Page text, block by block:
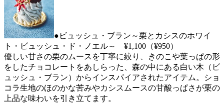
●ビュッシュ・ブラン～栗とカシスのホワイ
ト・ビュッシュ・ド・ノエル～ ¥1,100（¥950）
優しい甘さの栗のムースを丁寧に絞り、きのこや葉っぱの形
をしたチョコレートをあしらった、森の中にある白い木（ビ
ュッシュ・ブラン）からインスパイアされたアイテム。ショ
コラ生地のほのかな苦みやカシスムースの甘酸っぱさが栗の
上品な味わいを引き立てます。